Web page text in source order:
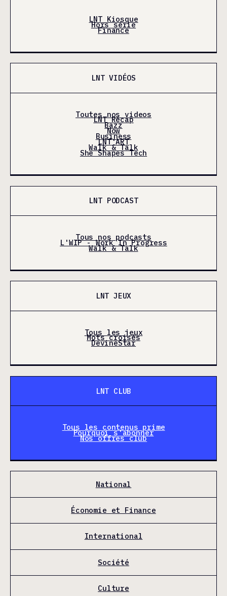
LNT Kiosque
Hors série
Finance
LNT VIDÉOS
Toutes nos videos
LNT Récap
Bazz
Now
Business
LNT'ART
Walk & Talk
She Shapes Tech
LNT PODCAST
Tous nos podcasts
L'WIP - Work In Progress
Walk & Talk
LNT JEUX
Tous les jeux
Mots croisés
DevineStar
LNT CLUB
Tous les contenus prime
Pourquoi s'abonner
Nos offres club
National
Économie et Finance
International
Société
Culture